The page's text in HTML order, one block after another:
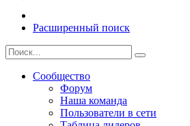
Расширенный поиск
Сообщество
Форум
Наша команда
Пользователи в сети